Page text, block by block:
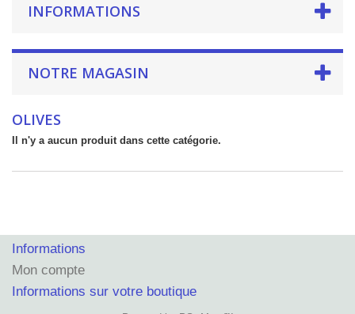
INFORMATIONS
NOTRE MAGASIN
OLIVES
Il n'y a aucun produit dans cette catégorie.
Informations
Mon compte
Informations sur votre boutique